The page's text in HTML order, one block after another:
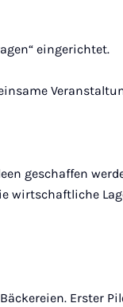
eingerichtet.
geschaffen
Erster